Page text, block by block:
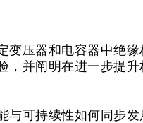
变压器和电容器中绝
，并阐明在进一步提
与可持续性如何同步发